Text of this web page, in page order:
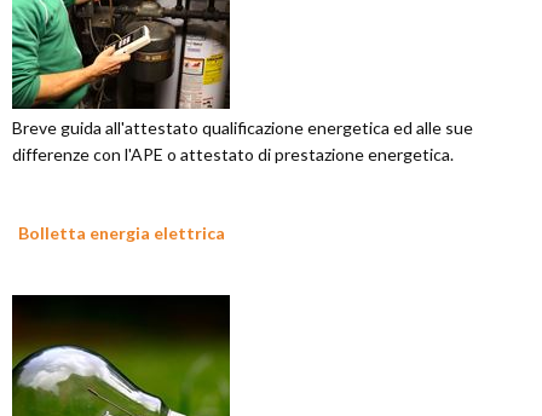
Breve guida all'attestato qualificazione energetica ed alle sue
differenze con l'APE o attestato di prestazione energetica.
Bolletta energia elettrica